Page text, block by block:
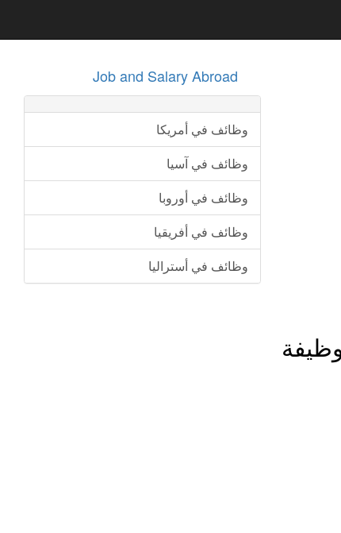
Job and Salary Abroad
وظائف في أمريكا
وظائف في آسيا
وظائف في أوروبا
وظائف في أفريقيا
وظائف في أستراليا